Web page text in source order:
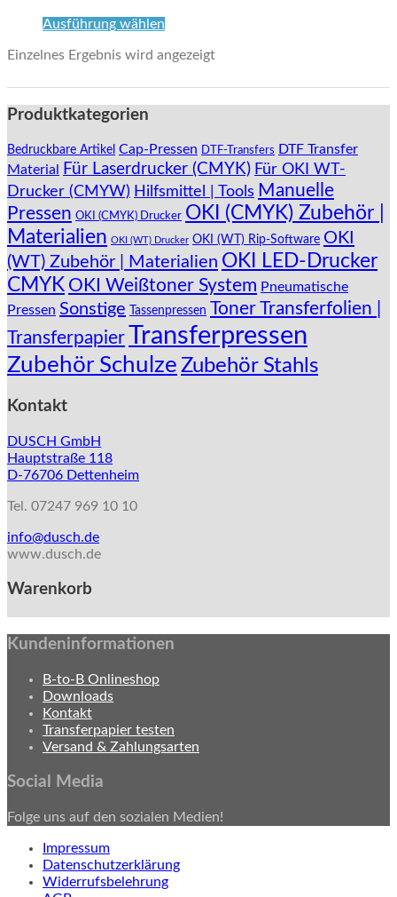
Ausführung wählen
weist
Varianten
auf.
können
auf
der
Produktseite
gewählt
werden
Einzelnes Ergebnis wird angezeigt
Produktkategorien
Bedruckbare Artikel Cap-Pressen DTF-Transfers
DTF Transfer
Material
Für Laserdrucker (CMYK) Für OKI WT-
Drucker (CMYW) Hilfsmittel | Tools Manuelle
Pressen OKI (CMYK) Drucker OKI (CMYK) Zubehör |
Materialien OKI (WT) Drucker OKI (WT) Rip-Software OKI
(WT) Zubehör | Materialien OKI LED-Drucker
CMYK OKI Weißtoner System Pneumatische
Pressen Sonstige Tassenpressen Toner Transferfolien |
TransferpapierTransferpressen
Zubehör Schulze Zubehör Stahls
Kontakt
DUSCH GmbH
Hauptstraße 118
D-76706 Dettenheim
Tel. 07247 969 10 10
info@dusch.de
www.dusch.de
Warenkorb
Kundeninformationen
B-to-B Onlineshop
Downloads
Kontakt
Transferpapier testen
Versand & Zahlungsarten
Social Media
Folge uns auf den sozialen Medien!
Impressum
Datenschutzerklärung
Widerrufsbelehrung